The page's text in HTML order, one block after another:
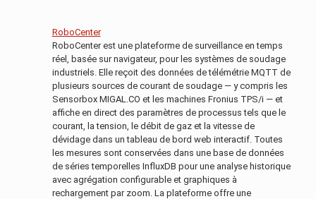
RoboCenter
RoboCenter est une plateforme de surveillance en temps
réel, basée sur navigateur, pour les systèmes de soudage
industriels. Elle reçoit des données de télémétrie MQTT de
plusieurs sources de courant de soudage — y compris les
Sensorbox MIGAL.CO et les machines Fronius TPS/i — et
affiche en direct des paramètres de processus tels que le
courant, la tension, le débit de gaz et la vitesse de
dévidage dans un tableau de bord web interactif. Toutes
les mesures sont conservées dans une base de données
de séries temporelles InfluxDB pour une analyse historique
avec agrégation configurable et graphiques à
rechargement par zoom. La plateforme offre une